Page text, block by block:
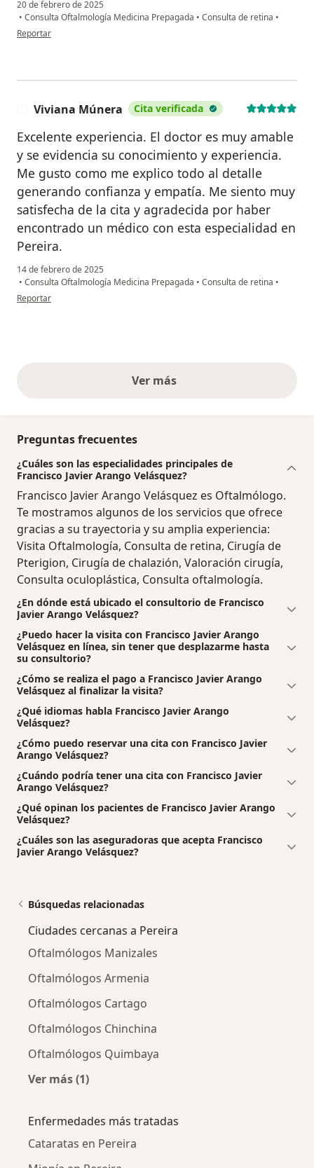
20 de febrero de 2025
• Consulta Oftalmología Medicina Prepagada • Consulta de retina •
en opinión del usuario G.P.
Reportar
Viviana Múnera Cita verificada
Excelente experiencia. El doctor es muy amable
y se evidencia su conocimiento y experiencia.
Me gusto como me explico todo al detalle
generando confianza y empatía. Me siento muy
satisfecha de la cita y agradecida por haber
encontrado un médico con esta especialidad en
Pereira.
14 de febrero de 2025
• Consulta Oftalmología Medicina Prepagada • Consulta de retina •
en opinión del usuario Viviana Múnera
Reportar
Ver másopiniones anteriores
Preguntas frecuentes
¿Cuáles son las especialidades principales de
Francisco Javier Arango Velásquez?
Francisco Javier Arango Velásquez es Oftalmólogo.
Te mostramos algunos de los servicios que ofrece
gracias a su trayectoria y su amplia experiencia:
Visita Oftalmología, Consulta de retina, Cirugía de
Pterigion, Cirugía de chalazión, Valoración cirugía,
Consulta oculoplástica, Consulta oftalmología.
¿En dónde está ubicado el consultorio de Francisco
Javier Arango Velásquez?
¿Puedo hacer la visita con Francisco Javier Arango
Velásquez en línea, sin tener que desplazarme hasta
su consultorio?
¿Cómo se realiza el pago a Francisco Javier Arango
Velásquez al finalizar la visita?
¿Qué idiomas habla Francisco Javier Arango
Velásquez?
¿Cómo puedo reservar una cita con Francisco Javier
Arango Velásquez?
¿Cuándo podría tener una cita con Francisco Javier
Arango Velásquez?
¿Qué opinan los pacientes de Francisco Javier Arango
Velásquez?
¿Cuáles son las aseguradoras que acepta Francisco
Javier Arango Velásquez?
Búsquedas relacionadas
Ciudades cercanas a Pereira
Oftalmólogos Manizales
Oftalmólogos Armenia
Oftalmólogos Cartago
Oftalmólogos Chinchina
Oftalmólogos Quimbaya
Ver más (1)
Enfermedades más tratadas
Cataratas en Pereira